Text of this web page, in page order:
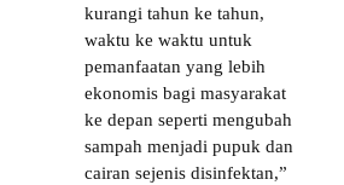
kurangi tahun ke tahun,
waktu ke waktu untuk
pemanfaatan yang lebih
ekonomis bagi masyarakat
ke depan seperti mengubah
sampah menjadi pupuk dan
cairan sejenis disinfektan,”